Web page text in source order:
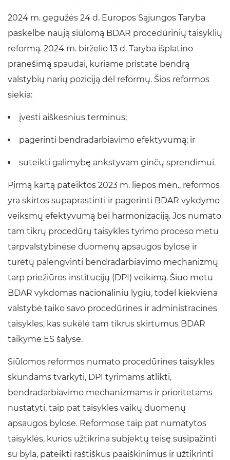
2024 m. gegužės 24 d. Europos Sąjungos Taryba
paskelbė naują siūlomą BDAR procedūrinių taisyklių
reformą. 2024 m. birželio 13 d. Taryba išplatino
pranešimą spaudai, kuriame pristatė bendrą
valstybių narių poziciją dėl reformų. Šios reformos
siekia:
įvesti aiškesnius terminus;
pagerinti bendradarbiavimo efektyvumą; ir
suteikti galimybę ankstyvam ginčų sprendimui.
Pirmą kartą pateiktos 2023 m. liepos mėn., reformos
yra skirtos supaprastinti ir pagerinti BDAR vykdymo
veiksmų efektyvumą bei harmonizaciją. Jos numato
tam tikrų procedūrų taisykles tyrimo proceso metu
tarpvalstybinėse duomenų apsaugos bylose ir
turėtų palengvinti bendradarbiavimo mechanizmų
tarp priežiūros institucijų (DPI) veikimą. Šiuo metu
BDAR vykdomas nacionaliniu lygiu, todėl kiekviena
valstybė taiko savo procedūrines ir administracines
taisykles, kas sukėlė tam tikrus skirtumus BDAR
taikyme ES šalyse.
Siūlomos reformos numato procedūrines taisykles
skundams tvarkyti, DPI tyrimams atlikti,
bendradarbiavimo mechanizmams ir prioritetams
nustatyti, taip pat taisykles vaikų duomenų
apsaugos bylose. Reformose taip pat numatytos
taisyklės, kurios užtikrina subjektų teisę susipažinti
su byla, pateikti raštiškus paaiškinimus ir užtikrinti